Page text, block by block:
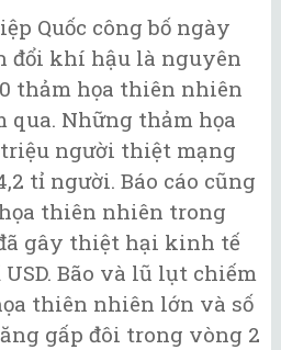
Quốc công bố ngày
đổi khí hậu là nguyên
thảm họa thiên nhiên
qua. Những thảm họa
người thiệt mạng
tỉ người. Báo cáo cũng
thiên nhiên trong
gây thiệt hại kinh tế
Bão và lũ lụt chiếm
thiên nhiên lớn và số
gấp đôi trong vòng 2